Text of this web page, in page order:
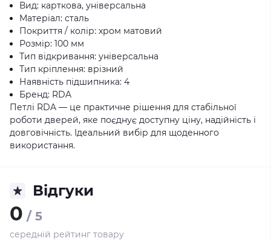
Вид: карткова, універсальна
Матеріал: сталь
Покриття / колір: хром матовий
Розмір: 100 мм
Тип відкривання: універсальна
Тип кріплення: врізний
Наявність підшипника: 4
Бренд: RDA
Петлі RDA — це практичне рішення для стабільної
роботи дверей, яке поєднує доступну ціну, надійність і
довговічність. Ідеальний вибір для щоденного
використання.
Відгуки
0 / 5
середній рейтинг товару